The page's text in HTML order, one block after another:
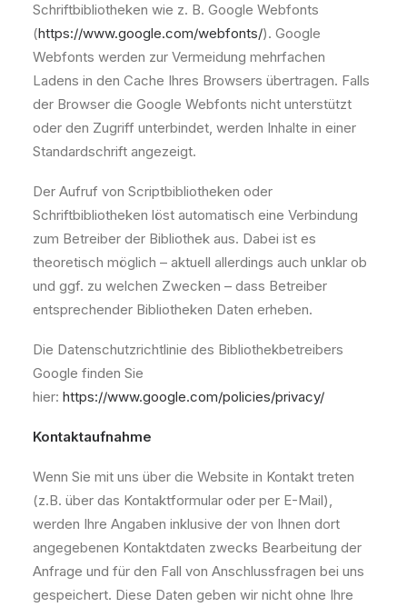
Schriftbibliotheken wie z. B. Google Webfonts
(https://www.google.com/webfonts/). Google
Webfonts werden zur Vermeidung mehrfachen
Ladens in den Cache Ihres Browsers übertragen. Falls
der Browser die Google Webfonts nicht unterstützt
oder den Zugriff unterbindet, werden Inhalte in einer
Standardschrift angezeigt.
Der Aufruf von Scriptbibliotheken oder
Schriftbibliotheken löst automatisch eine Verbindung
zum Betreiber der Bibliothek aus. Dabei ist es
theoretisch möglich – aktuell allerdings auch unklar ob
und ggf. zu welchen Zwecken – dass Betreiber
entsprechender Bibliotheken Daten erheben.
Die Datenschutzrichtlinie des Bibliothekbetreibers
Google finden Sie
hier: https://www.google.com/policies/privacy/
Kontaktaufnahme
Wenn Sie mit uns über die Website in Kontakt treten
(z.B. über das Kontaktformular oder per E-Mail),
werden Ihre Angaben inklusive der von Ihnen dort
angegebenen Kontaktdaten zwecks Bearbeitung der
Anfrage und für den Fall von Anschlussfragen bei uns
gespeichert. Diese Daten geben wir nicht ohne Ihre